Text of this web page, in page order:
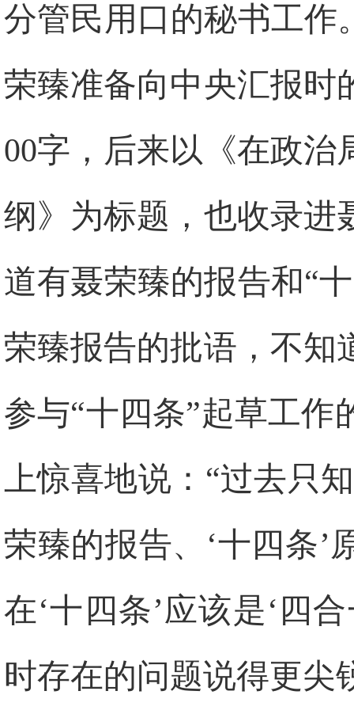
分管民用口的秘书工作
荣臻准备向中央汇报时
00字，后来以《在政治
纲》为标题，也收录进
道有聂荣臻的报告和“
荣臻报告的批语，不知
参与“十四条”起草工作
上惊喜地说：“过去只
荣臻的报告、‘十四条’
在‘十四条’应该是‘四
时存在的问题说得更尖